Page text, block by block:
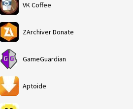
VK Coffee
ZArchiver Donate
GameGuardian
Aptoide